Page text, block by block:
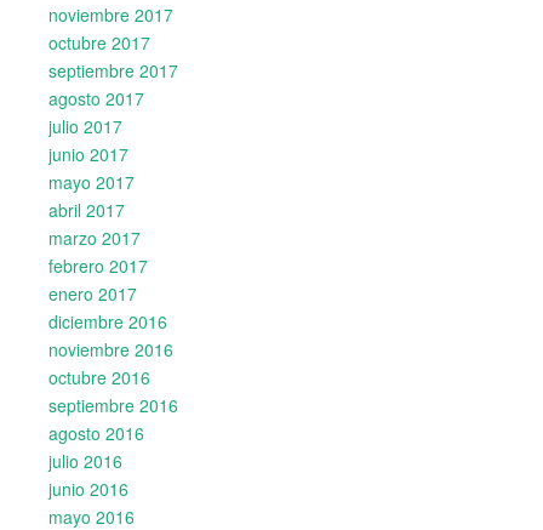
noviembre 2017
octubre 2017
septiembre 2017
agosto 2017
julio 2017
junio 2017
mayo 2017
abril 2017
marzo 2017
febrero 2017
enero 2017
diciembre 2016
noviembre 2016
octubre 2016
septiembre 2016
agosto 2016
julio 2016
junio 2016
mayo 2016